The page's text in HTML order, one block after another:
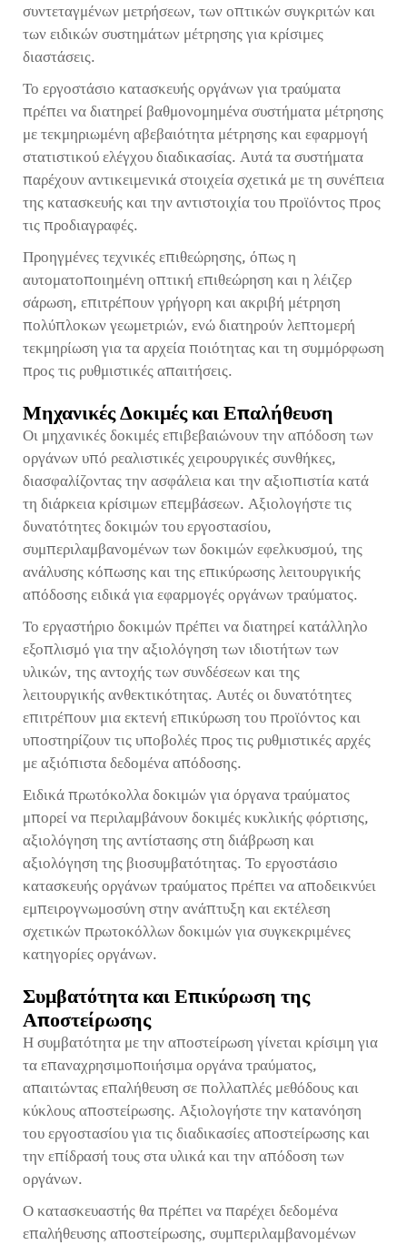
συντεταγμένων μετρήσεων, των οπτικών συγκριτών και
των ειδικών συστημάτων μέτρησης για κρίσιμες
διαστάσεις.
Το εργοστάσιο κατασκευής οργάνων για τραύματα
πρέπει να διατηρεί βαθμονομημένα συστήματα μέτρησης
με τεκμηριωμένη αβεβαιότητα μέτρησης και εφαρμογή
στατιστικού ελέγχου διαδικασίας. Αυτά τα συστήματα
παρέχουν αντικειμενικά στοιχεία σχετικά με τη συνέπεια
της κατασκευής και την αντιστοιχία του προϊόντος προς
τις προδιαγραφές.
Προηγμένες τεχνικές επιθεώρησης, όπως η
αυτοματοποιημένη οπτική επιθεώρηση και η λέιζερ
σάρωση, επιτρέπουν γρήγορη και ακριβή μέτρηση
πολύπλοκων γεωμετριών, ενώ διατηρούν λεπτομερή
τεκμηρίωση για τα αρχεία ποιότητας και τη συμμόρφωση
προς τις ρυθμιστικές απαιτήσεις.
Μηχανικές Δοκιμές και Επαλήθευση
Οι μηχανικές δοκιμές επιβεβαιώνουν την απόδοση των
οργάνων υπό ρεαλιστικές χειρουργικές συνθήκες,
διασφαλίζοντας την ασφάλεια και την αξιοπιστία κατά
τη διάρκεια κρίσιμων επεμβάσεων. Αξιολογήστε τις
δυνατότητες δοκιμών του εργοστασίου,
συμπεριλαμβανομένων των δοκιμών εφελκυσμού, της
ανάλυσης κόπωσης και της επικύρωσης λειτουργικής
απόδοσης ειδικά για εφαρμογές οργάνων τραύματος.
Το εργαστήριο δοκιμών πρέπει να διατηρεί κατάλληλο
εξοπλισμό για την αξιολόγηση των ιδιοτήτων των
υλικών, της αντοχής των συνδέσεων και της
λειτουργικής ανθεκτικότητας. Αυτές οι δυνατότητες
επιτρέπουν μια εκτενή επικύρωση του προϊόντος και
υποστηρίζουν τις υποβολές προς τις ρυθμιστικές αρχές
με αξιόπιστα δεδομένα απόδοσης.
Ειδικά πρωτόκολλα δοκιμών για όργανα τραύματος
μπορεί να περιλαμβάνουν δοκιμές κυκλικής φόρτισης,
αξιολόγηση της αντίστασης στη διάβρωση και
αξιολόγηση της βιοσυμβατότητας. Το εργοστάσιο
κατασκευής οργάνων τραύματος πρέπει να αποδεικνύει
εμπειρογνωμοσύνη στην ανάπτυξη και εκτέλεση
σχετικών πρωτοκόλλων δοκιμών για συγκεκριμένες
κατηγορίες οργάνων.
Συμβατότητα και Επικύρωση της
Αποστείρωσης
Η συμβατότητα με την αποστείρωση γίνεται κρίσιμη για
τα επαναχρησιμοποιήσιμα οργάνα τραύματος,
απαιτώντας επαλήθευση σε πολλαπλές μεθόδους και
κύκλους αποστείρωσης. Αξιολογήστε την κατανόηση
του εργοστασίου για τις διαδικασίες αποστείρωσης και
την επίδρασή τους στα υλικά και την απόδοση των
οργάνων.
Ο κατασκευαστής θα πρέπει να παρέχει δεδομένα
επαλήθευσης αποστείρωσης, συμπεριλαμβανομένων